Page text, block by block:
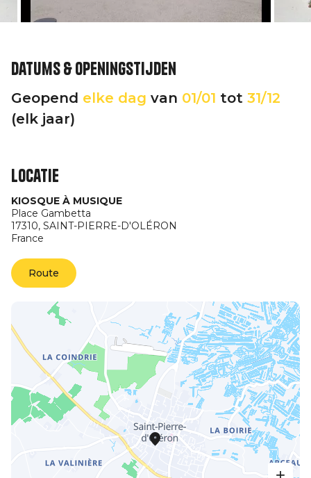
Datums & openingstijden
Geopend elke dag van 01/01 tot 31/12
(elk jaar)
Locatie
KIOSQUE À MUSIQUE
Place Gambetta
17310, SAINT-PIERRE-D'OLÉRON
France
Route